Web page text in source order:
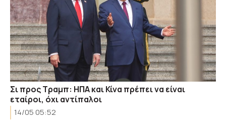
Σι προς Τραμπ: ΗΠΑ και Κίνα πρέπει να είναι
εταίροι, όχι αντίπαλοι
14/05 05:52